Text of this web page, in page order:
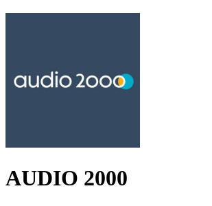
Ressources
AUDIO 2000